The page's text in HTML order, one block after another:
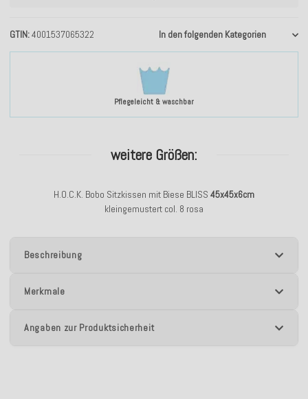
Pflegeleicht & waschbar
GTIN 4001537065322 In den folgenden Kategorien
weitere Größen:
H.O.C.K. Bobo Sitzkissen mit Biese BLISS 45x45x6cm
kleingemustert col. 8 rosa
Beschreibung
Merkmale
Angaben zur Produktsicherheit